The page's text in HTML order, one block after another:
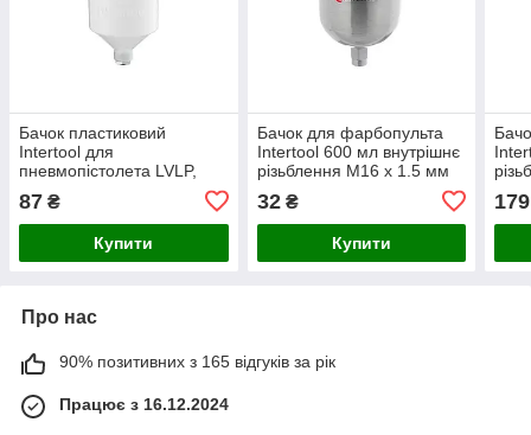
Бачок пластиковий
Intertool для
пневмопістолета LVLP,
внутрішнє різьблення М16
x 1.5 мм
87 ₴
Купити
Бачок для фарбопульта
Intertool 600 мл внутрішнє
різьблення М16 x 1.5 мм
32₴
Купити
179
Про нас
90% позитивних з 165 відгуків за рік
Працює з 16.12.2024